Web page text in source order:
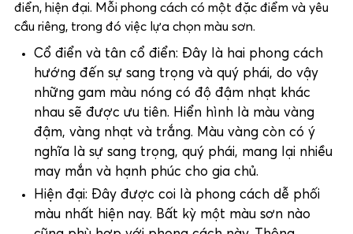
điển, hiện đại. Mỗi phong cách có một đặc điểm và yêu
cầu riêng, trong đó việc lựa chọn màu sơn.
Cổ điển và tân cổ điển: Đây là hai phong cách
hướng đến sự sang trọng và quý phái, do vậy
những gam màu nóng có độ đậm nhạt khác
nhau sẽ được ưu tiên. Hiển hình là màu vàng
đậm, vàng nhạt và trắng. Màu vàng còn có ý
nghĩa là sự sang trọng, quý phái, mang lại nhiều
may mắn và hạnh phúc cho gia chủ.
Hiện đại: Đây được coi là phong cách dễ phối
màu nhất hiện nay. Bất kỳ một màu sơn nào